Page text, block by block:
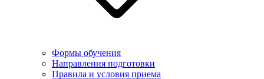
Формы обучения
Направления подготовки
Правила и условия приема